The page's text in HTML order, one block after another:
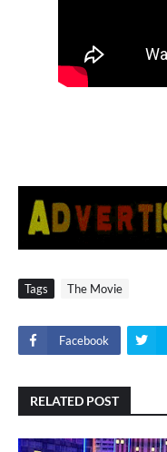
Tags The Movie
Facebook
RELATED POST